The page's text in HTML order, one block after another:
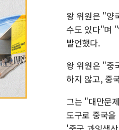
왕 위원은 "양
수도 있다"며
발언했다.
왕 위원은 "중
하지 않고, 중
그는 "대만문
도구로 중국